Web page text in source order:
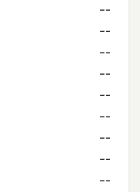
--
--
--
--
--
--
--
--
--